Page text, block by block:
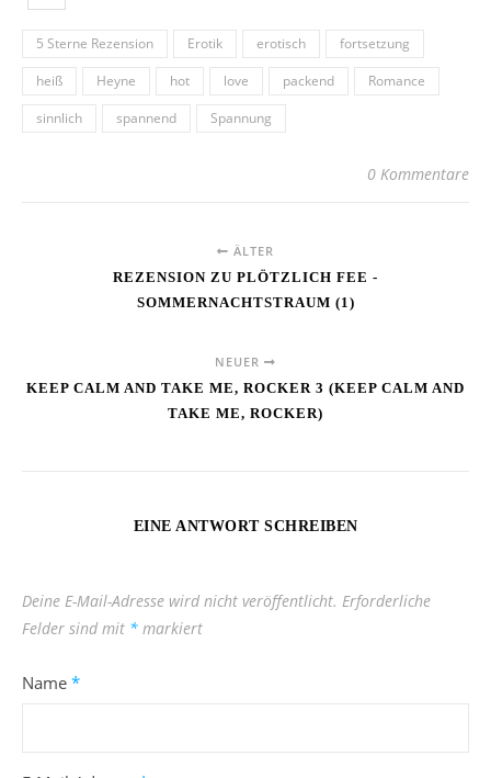
5 Sterne Rezension Erotik erotisch
fortsetzung
heiß
Heyne hot love packend
Romance
sinnlich
spannend Spannung
0 Kommentare
ÄLTER
REZENSION ZU PLÖTZLICH FEE -
SOMMERNACHTSTRAUM (1)
NEUER
KEEP CALM AND TAKE ME, ROCKER 3 (KEEP CALM AND
TAKE ME, ROCKER)
EINE ANTWORT SCHREIBEN
Deine E-Mail-Adresse wird nicht veröffentlicht. Erforderliche
Felder sind mit * markiert
Name *